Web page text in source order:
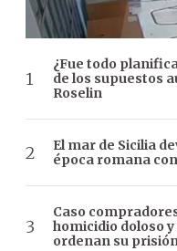
¿Fue todo
de los supuestos
Roselin
El mar de Sicilia
época romana
Caso
homicidio doloso
ordenan su